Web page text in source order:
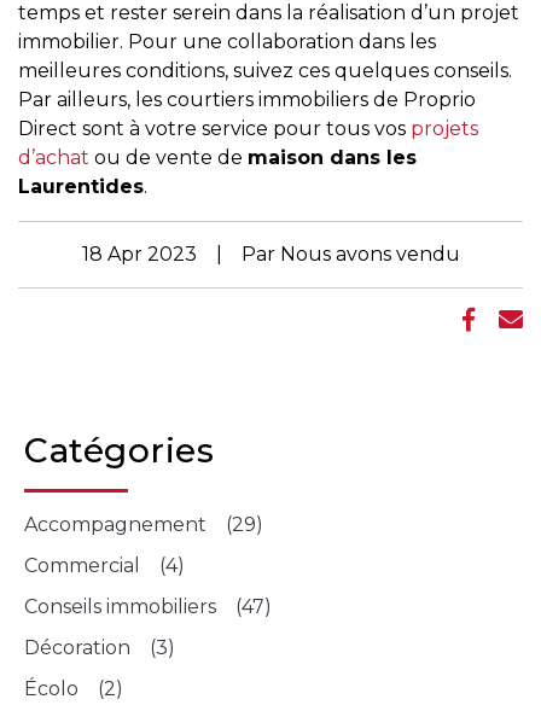
temps et rester serein dans la réalisation d’un projet
immobilier. Pour une collaboration dans les
meilleures conditions, suivez ces quelques conseils.
Par ailleurs, les courtiers immobiliers de Proprio
Direct sont à votre service pour tous vos projets
d’achat ou de vente de maison dans les
Laurentides.
18 Apr 2023 | Par Nous avons vendu
Catégories
Accompagnement (29)
Commercial (4)
Conseils immobiliers (47)
Décoration (3)
Écolo (2)